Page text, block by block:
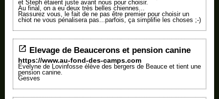
et Steph étaient juste avant nous pour choisir.
Au final, on a eu deux très belles chiennes...
Rassurez vous, le fait de ne pas être premier pour choisir un
chiot ne vous pénalisera pas...parfois, ça simplifie les choses ;-)
Elevage de Beaucerons et pension canine
https://www.au-fond-des-camps.com
Evelyne de Lovinfosse élève des bergers de Beauce et tient une
pension canine.
Gesves